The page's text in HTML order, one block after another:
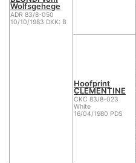
Wolfsgehege
ADR 83/8-050
10/10/1983 DKK: B
Hoofprint
CLEMENTINE
CKC 83/8-023
White
16/04/1980 PDS